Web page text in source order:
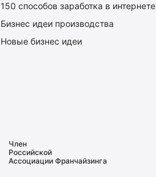
150 способов заработка в интернете
Бизнес идеи производства
Новые бизнес идеи
Член
Российской
Ассоциации Франчайзинга